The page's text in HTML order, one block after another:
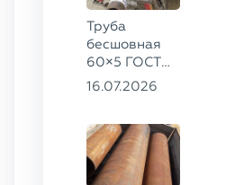
Труба
бесшовная
60×5 ГОСТ
8732-78, ст.
16.07.2026